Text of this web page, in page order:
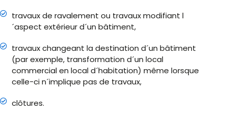
travaux de ravalement ou travaux modifiant l
´aspect extérieur d´un bâtiment,
travaux changeant la destination d´un bâtiment
(par exemple, transformation d´un local
commercial en local d´habitation) même lorsque
celle-ci n´implique pas de travaux,
clôtures.